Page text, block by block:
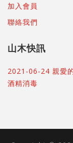
加入會員
聯絡我們
山木快訊
2021-06-24 親愛
酒精消毒